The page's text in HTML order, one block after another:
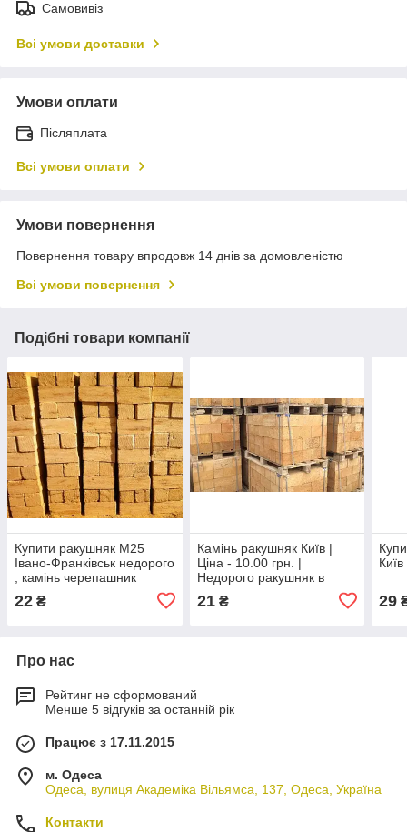
Самовивіз
Всі умови доставки
Умови оплати
Післяплата
Всі умови оплати
Умови повернення
Повернення товару впродовж 14 днів за домовленістю
Всі умови повернення
Подібні товари компанії
Купити ракушняк М25
Івано-Франківськ недорого
, камінь черепашник
Івано-Франківськ область
дешево , ціна камін
22 ₴
Камінь ракушняк Київ |
Ціна - 10.00 грн. |
Недорого ракушняк в
21₴ 29
Про нас
Рейтинг не сформований
Менше 5 відгуків за останній рік
Працює з 17.11.2015
м. Одеса
Одеса, вулиця Академіка Вільямса, 137, Одеса, Україна
Контакти